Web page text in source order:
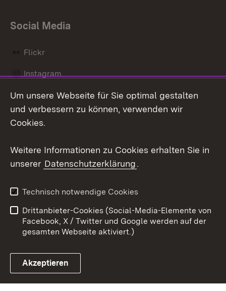
Social Media
Flickr
Instagram
Social Wall
Link zum Landesportal
Barrierefreiheit
Benutzungshinweise
Impressum
Cookies
Um unsere Webseite für Sie optimal gestalten
und verbessern zu können, verwenden wir
Cookies.
Weitere Informationen zu Cookies erhalten Sie in
unserer Datenschutzerklärung.
Technisch notwendige Cookies
Drittanbieter-Cookies (Social-Media-Elemente von
Facebook, X / Twitter und Google werden auf der
gesamten Webseite aktiviert.)
Akzeptieren